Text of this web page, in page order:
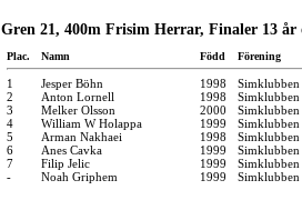
Gren 21, 400m Frisim Herrar, Finaler 13 år
Plac. Namn Född Förening
1 Jesper Böhn 1998
Simklubben
2
Anton Lornell 1998
3
Melker Olsson 2000
4
William W Holappa 1999
5
Arman Nakhaei 1998
Simklubben
6
Anes Cavka 1999
7
Filip Jelic 1999
-
Noah Griphem 1999